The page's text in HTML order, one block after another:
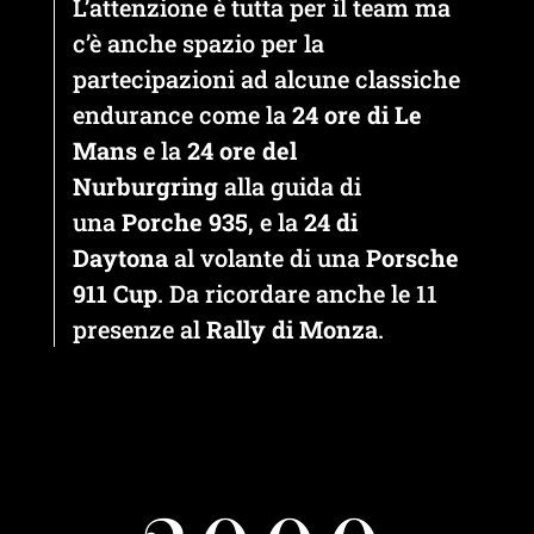
L’attenzione è tutta per il team ma
c’è anche spazio per la
partecipazioni ad alcune classiche
endurance come la24 ore di Le
Manse la24 ore del
Nurburgringalla guida di
unaPorche 935, e la24 di
Daytonaal volante di unaPorsche
911 Cup. Da ricordare anche le 11
presenze alRally di Monza.